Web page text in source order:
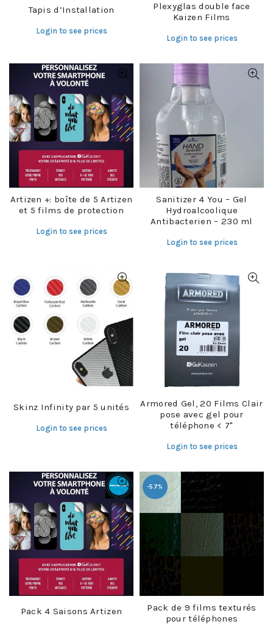
Tapis d’Installation
Login to see prices
Plexyglas double face
Kaizen Films
Login to see prices
Artizen +: boîte de 5 Artizen
et 5 films de protection
Login to see prices
Sanitizer 4 You – Gel
Hydroalcoolique
Antibacterien – 230 ml
Login to see prices
Skinz Infinity par 5 unités
Login to see prices
Armored Gel, 20 Films Clair
pose avec gel pour
téléphone < 7"
Login to see prices
Pack 4 Saisons Artizen
-57%
Pack de 9 films texturés
pour téléphones